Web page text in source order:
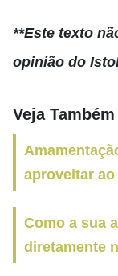
**Este texto
opinião do
Veja Também
aproveitar
Como a sua
diretamente